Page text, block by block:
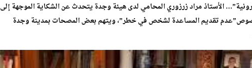
الأستاذ مراد زرزوري المحامي لدى هيئة وجدة يتحدث عن الشكاية الموجهة إلى
بخصوص”عدم تقديم المساعدة لشخص في خطر”، ويتهم بعض المصحات بمدينة وجدة